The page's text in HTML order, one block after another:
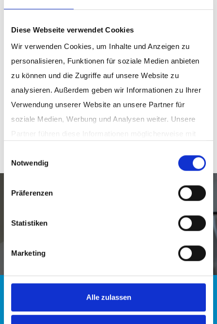
Diese Webseite verwendet Cookies
Wir verwenden Cookies, um Inhalte und Anzeigen zu
personalisieren, Funktionen für soziale Medien anbieten
zu können und die Zugriffe auf unsere Website zu
analysieren. Außerdem geben wir Informationen zu Ihrer
Verwendung unserer Website an unsere Partner für
soziale Medien, Werbung und Analysen weiter. Unsere
Partner führen diese Informationen möglicherweise mit
haben oder die sie im Rahmen Ihrer Nutzung der Dienste
Notwendig
Präferenzen
Statistiken
Marketing
Alle zulassen
Assistentin des Geschäftsführers
+49(5241)80-89403
E-Mail schreiben
Nehmen Sie Kontakt mit uns auf!
Links